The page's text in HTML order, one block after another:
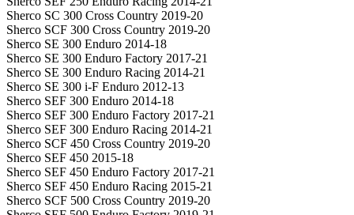
Sherco SC 300 Cross Country 2019-20
Sherco SCF 300 Cross Country 2019-20
Sherco SE 300 Enduro 2014-18
Sherco SE 300 Enduro Factory 2017-21
Sherco SE 300 Enduro Racing 2014-21
Sherco SE 300 i-F Enduro 2012-13
Sherco SEF 300 Enduro 2014-18
Sherco SEF 300 Enduro Factory 2017-21
Sherco SEF 300 Enduro Racing 2014-21
Sherco SCF 450 Cross Country 2019-20
Sherco SEF 450 2015-18
Sherco SEF 450 Enduro Factory 2017-21
Sherco SEF 450 Enduro Racing 2015-21
Sherco SCF 500 Cross Country 2019-20